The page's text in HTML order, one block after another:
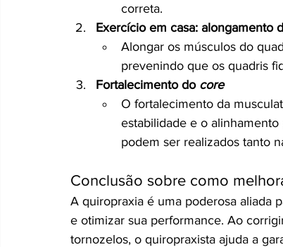
correta.
Exercício em casa: alongamento
Alongar os músculos do
prevenindo que os quadris
Fortalecimento do core
O fortalecimento da
estabilidade e o
podem ser realizados tanto
Conclusão sobre como
A quiropraxia é uma poderosa aliada
e otimizar sua performance. Ao
tornozelos, o quiropraxista ajuda a